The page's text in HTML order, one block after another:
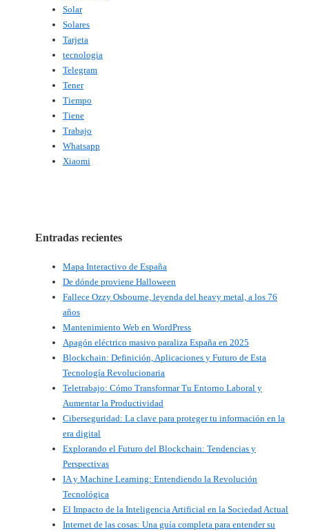
Solar
Solares
Tarjeta
tecnologia
Telegram
Tener
Tiempo
Tiene
Trabajo
Whatsapp
Xiaomi
Entradas recientes
Mapa Interactivo de España
De dónde proviene Halloween
Fallece Ozzy Osbourne, leyenda del heavy metal, a los 76
años
Mantenimiento Web en WordPress
Apagón eléctrico masivo paraliza España en 2025
Blockchain: Definición, Aplicaciones y Futuro de Esta
Tecnología Revolucionaria
Teletrabajo: Cómo Transformar Tu Entorno Laboral y
Aumentar la Productividad
Ciberseguridad: La clave para proteger tu información en la
era digital
Explorando el Futuro del Blockchain: Tendencias y
Perspectivas
IA y Machine Learning: Entendiendo la Revolución
Tecnológica
El Impacto de la Inteligencia Artificial en la Sociedad Actual
Internet de las cosas: Una guía completa para entender su